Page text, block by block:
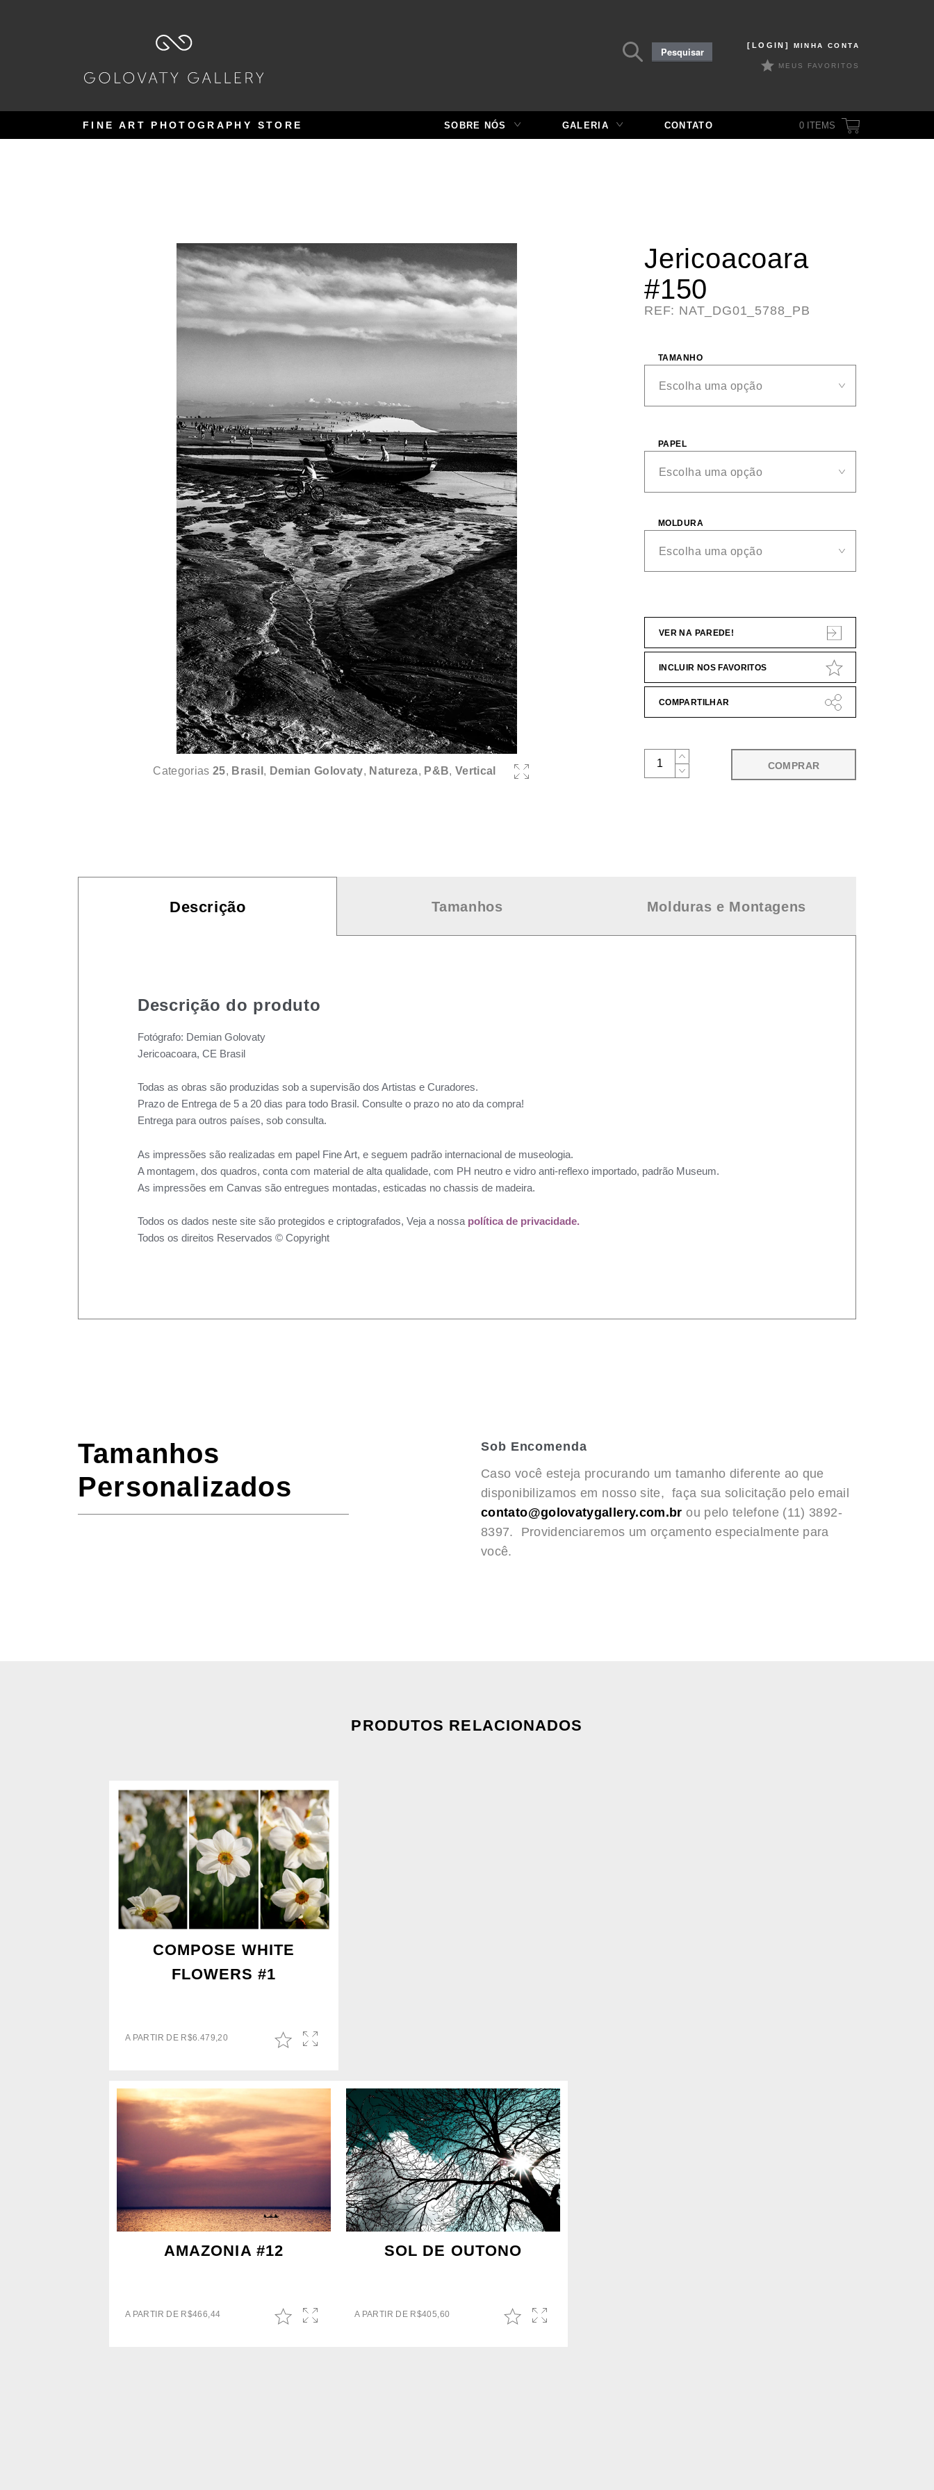
navegação
[LOGIN] MINHA CONTA
MEUS FAVORITOS
Pesquisar
por:Pesquisar
FINE ART PHOTOGRAPHY STORE SOBRE NÓS GALERIA CONTATO 0 ITEMS
Categorias 25, Brasil , Demian Golovaty, Natureza, P&B,Vertical
Jericoacoara
#150
REF: NAT_DG01_5788_PB
TAMANHO
PAPEL
MOLDURA
VER NA PAREDE!
INCLUIR NOS FAVORITOS
COMPARTILHAR
COMPRAR
Descrição Tamanhos Molduras e Montagens
Descrição do produto
Fotógrafo: Demian Golovaty
Jericoacoara, CE Brasil
Todas as obras são produzidas sob a supervisão dos Artistas e Curadores.
Prazo de Entrega de 5 a 20 dias para todo Brasil. Consulte o prazo no ato da compra!
Entrega para outros países, sob consulta.
As impressões são realizadas em papel Fine Art, e seguem padrão internacional de museologia.
A montagem, dos quadros, conta com material de alta qualidade, com PH neutro e vidro anti-reflexo importado, padrão Museum.
As impressões em Canvas são entregues montadas, esticadas no chassis de madeira.
Todos os dados neste site são protegidos e criptografados, Veja a nossa política de privacidade.
Todos os direitos Reservados © Copyright
Tamanhos
Personalizados
Sob Encomenda
Caso você esteja procurando um tamanho diferente ao que
disponibilizamos em nosso site, faça sua solicitação pelo email
contato@golovatygallery.com.br ou pelo telefone (11) 3892-
8397. Providenciaremos um orçamento especialmente para
você.
PRODUTOS RELACIONADOS
COMPOSE WHITE
FLOWERS #1
A PARTIR DE R$6.479,20
AMAZONIA #12
A PARTIR DE R$466,44
SOL DE OUTONO
A PARTIR DE R$405,60